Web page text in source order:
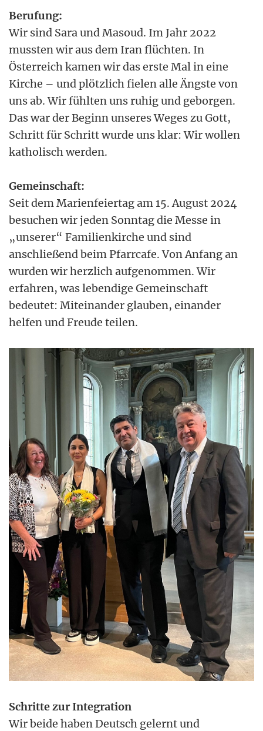
Berufung:
Wir sind Sara und Masoud. Im Jahr 2022
mussten wir aus dem Iran flüchten. In
Österreich kamen wir das erste Mal in eine
Kirche – und plötzlich fielen alle Ängste von
uns ab. Wir fühlten uns ruhig und geborgen.
Das war der Beginn unseres Weges zu Gott,
Schritt für Schritt wurde uns klar: Wir wollen
katholisch werden.
Gemeinschaft:
Seit dem Marienfeiertag am 15. August 2024
besuchen wir jeden Sonntag die Messe in
„unserer“ Familienkirche und sind
anschließend beim Pfarrcafe. Von Anfang an
wurden wir herzlich aufgenommen. Wir
erfahren, was lebendige Gemeinschaft
bedeutet: Miteinander glauben, einander
helfen und Freude teilen.
Schritte zur Integration
Wir beide haben Deutsch gelernt und